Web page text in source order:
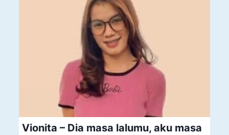
Vionita – Dia masa lalumu, aku masa